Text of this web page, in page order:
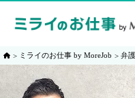
ミライのお仕事 by MoreJob 弁